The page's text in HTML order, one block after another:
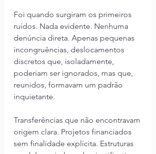
Foi quando surgiram os primeiros
ruídos. Nada evidente. Nenhuma
denúncia direta. Apenas pequenas
incongruências, deslocamentos
discretos que, isoladamente,
poderiam ser ignorados, mas que,
reunidos, formavam um padrão
inquietante.
Transferências que não encontravam
origem clara. Projetos financiados
sem finalidade explícita. Estruturas